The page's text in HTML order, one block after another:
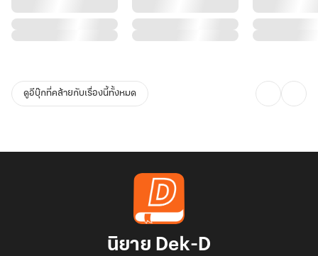
ดูอีบุ๊กที่คล้ายกับเรื่องนี้ทั้งหมด
นิยาย Dek-D